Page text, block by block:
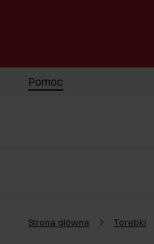
Pomoc
Strona główna Torebki